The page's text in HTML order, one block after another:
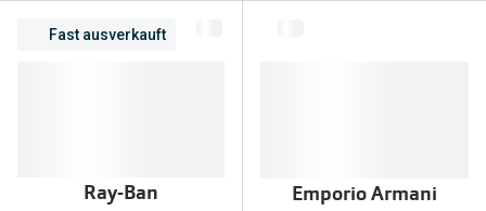
Fast ausverkauft
Ray-Ban Emporio Armani